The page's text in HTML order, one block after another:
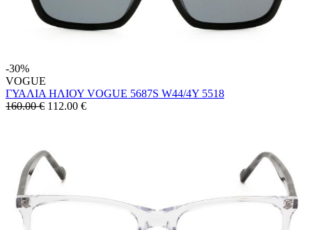
-30%
VOGUE
ΓΥΑΛΙΑ ΗΛΙΟΥ VOGUE 5687S W44/4Y 5518
160.00 € 112.00 €